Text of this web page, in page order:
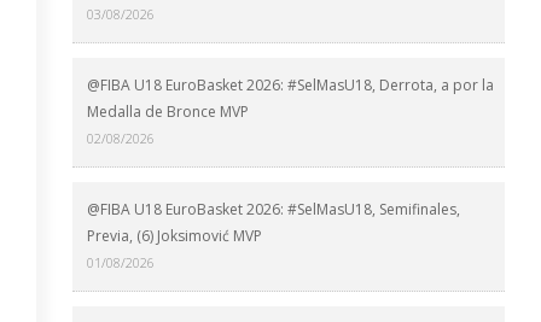
03/08/2026
@FIBA U18 EuroBasket 2026: #SelMasU18, Derrota, a por la
Medalla de Bronce MVP
02/08/2026
@FIBA U18 EuroBasket 2026: #SelMasU18, Semifinales,
Previa, (6) Joksimović MVP
01/08/2026